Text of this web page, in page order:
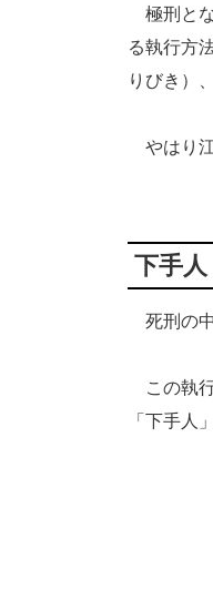
極刑と
る執行方
りびき）
やはり江
下手人
死刑の中
この執行
「下手人